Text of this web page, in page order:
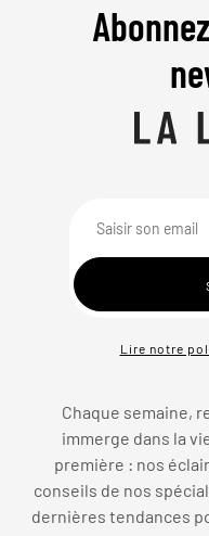
Lire notre
Chaque semaine,
immerge dans la
première : nos
conseils de nos
dernières tendances